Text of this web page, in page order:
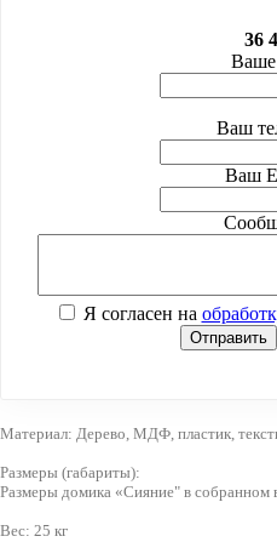
36
Ваш
Ваш
Я согласен на
Отправить
Материал: Дерево, МДФ, пластик,
Размеры (габариты):
Размеры домика «Сияние" в
Вес: 25 кг